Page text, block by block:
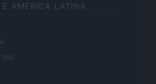
E AMERICA LATINA